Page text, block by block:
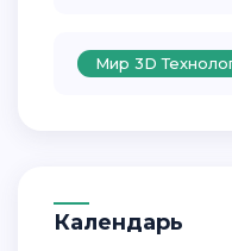
Мир 3D
Календарь